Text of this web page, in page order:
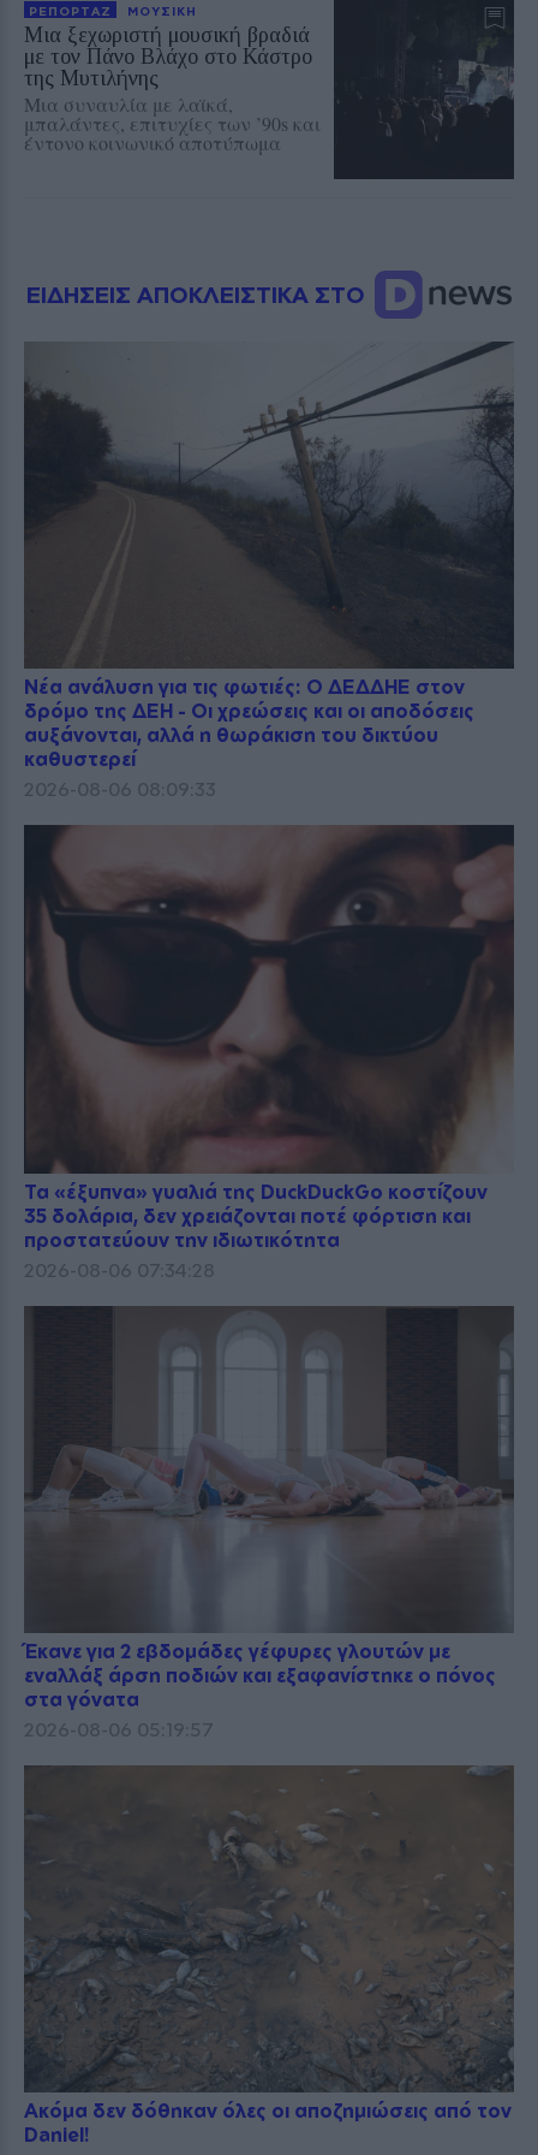
ΡΕΠΟΡΤΑΖ ΜΟΥΣΙΚΗ
Μια ξεχωριστή μουσική βραδιά
με τον Πάνο Βλάχο στο Κάστρο
της Μυτιλήνης
Μια συναυλία με λαϊκά,
μπαλάντες, επιτυχίες των ’90s και
έντονο κοινωνικό αποτύπωμα
ΕΙΔΗΣΕΙΣ ΑΠΟΚΛΕΙΣΤΙΚΑ ΣΤΟ
Νέα ανάλυση για τις φωτιές: Ο ΔΕΔΔΗΕ στον
δρόμο της ΔΕΗ - Οι χρεώσεις και οι αποδόσεις
αυξάνονται, αλλά η θωράκιση του δικτύου
καθυστερεί
2026-08-06 08:09:33
Τα «έξυπνα» γυαλιά της DuckDuckGo κοστίζουν
35 δολάρια, δεν χρειάζονται ποτέ φόρτιση και
προστατεύουν την ιδιωτικότητα
2026-08-06 07:34:28
Έκανε για 2 εβδομάδες γέφυρες γλουτών με
εναλλάξ άρση ποδιών και εξαφανίστηκε ο πόνος
στα γόνατα
2026-08-06 05:19:57
Ακόμα δεν δόθηκαν όλες οι αποζημιώσεις από τον
Daniel!